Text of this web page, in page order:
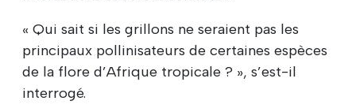
« Qui sait si les grillons ne seraient pas les
principaux pollinisateurs de certaines espèces
de la flore d’Afrique tropicale ? », s’est-il
interrogé.